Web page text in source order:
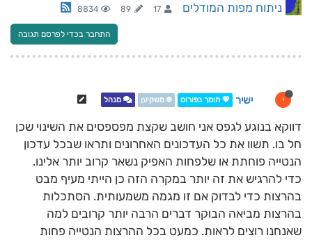
ניתוח מפות המודלים 17
89
8834
התחבר בכדי לפרסם תגובה
י ישיר 💖 תומך בפורום ❄️ משקיען מנהל
דווקא בנוגע לגפס אני חושב שקצת מפספסים את השינוי שכן
חל בו. תשוו את כל העדכונים האחרונים ותראו שבכל עדכון
הנטייה פוחתת או שלפחות האפיק נשאר קרוב יותר אלינו.
כדי להרגיש את זה יותר במקרה הזה כן הייתי מעיף מבט
בהרצות כדי לבדוק אם זו מגמה משמעותית. הסתכלות
בהרצות מביאה הבוקר דברים הרבה יותר קרובים למה
שאנחנו רוצים לראות. כמעט בכל ההרצות הנטייה פחות